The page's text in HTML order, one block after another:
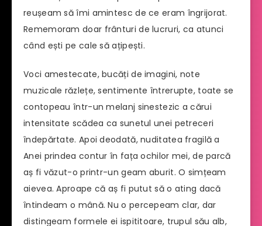
reușeam să îmi amintesc de ce eram îngrijorat.
Rememoram doar frânturi de lucruri, ca atunci
când ești pe cale să ațipești.
Voci amestecate, bucăți de imagini, note
muzicale răzlețe, sentimente întrerupte, toate se
contopeau într-un melanj sinestezic a cărui
intensitate scădea ca sunetul unei petreceri
îndepărtate. Apoi deodată, nuditatea fragilă a
Anei prindea contur în fața ochilor mei, de parcă
aș fi văzut-o printr-un geam aburit. O simțeam
aievea. Aproape că aș fi putut să o ating dacă
întindeam o mână. Nu o percepeam clar, dar
distingeam formele ei ispititoare, trupul său alb,